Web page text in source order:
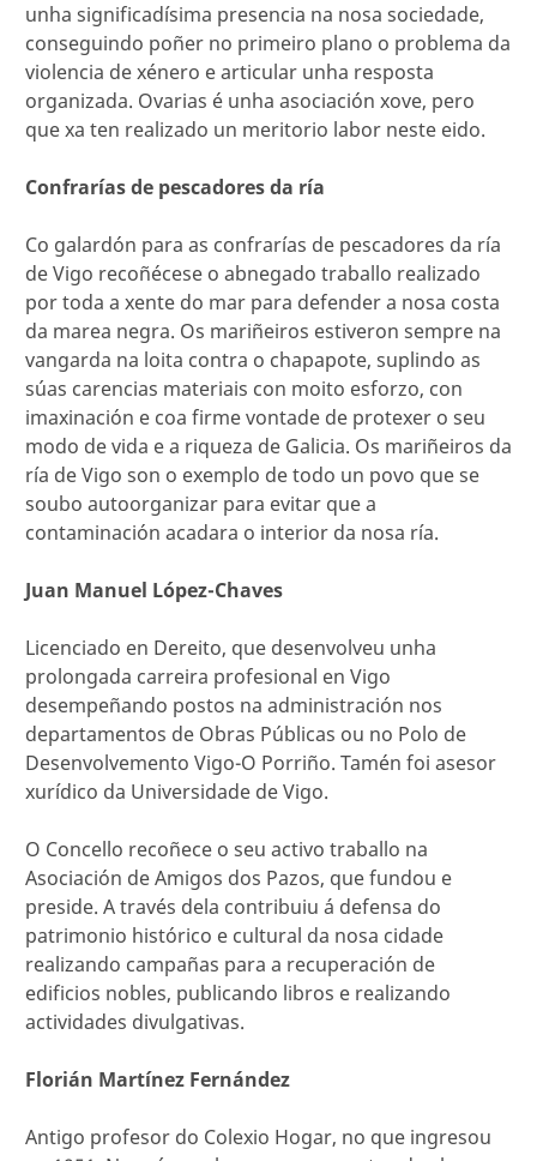
unha significadísima presencia na nosa sociedade,
conseguindo poñer no primeiro plano o problema da
violencia de xénero e articular unha resposta
organizada. Ovarias é unha asociación xove, pero
que xa ten realizado un meritorio labor neste eido.
Confrarías de pescadores da ría
Co galardón para as confrarías de pescadores da ría
de Vigo recoñécese o abnegado traballo realizado
por toda a xente do mar para defender a nosa costa
da marea negra. Os mariñeiros estiveron sempre na
vangarda na loita contra o chapapote, suplindo as
súas carencias materiais con moito esforzo, con
imaxinación e coa firme vontade de protexer o seu
modo de vida e a riqueza de Galicia. Os mariñeiros da
ría de Vigo son o exemplo de todo un povo que se
soubo autoorganizar para evitar que a
contaminación acadara o interior da nosa ría.
Juan Manuel López-Chaves
Licenciado en Dereito, que desenvolveu unha
prolongada carreira profesional en Vigo
desempeñando postos na administración nos
departamentos de Obras Públicas ou no Polo de
Desenvolvemento Vigo-O Porriño. Tamén foi asesor
xurídico da Universidade de Vigo.
O Concello recoñece o seu activo traballo na
Asociación de Amigos dos Pazos, que fundou e
preside. A través dela contribuiu á defensa do
patrimonio histórico e cultural da nosa cidade
realizando campañas para a recuperación de
edificios nobles, publicando libros e realizando
actividades divulgativas.
Florián Martínez Fernández
Antigo profesor do Colexio Hogar, no que ingresou